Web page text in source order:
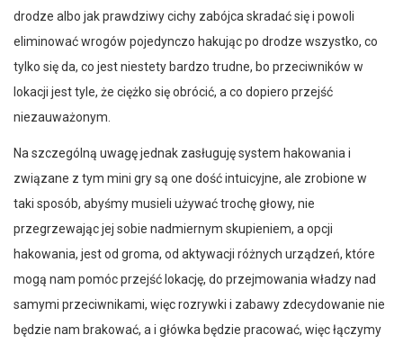
drodze albo jak prawdziwy cichy zabójca skradać się i powoli
eliminować wrogów pojedynczo hakując po drodze wszystko, co
tylko się da, co jest niestety bardzo trudne, bo przeciwników w
lokacji jest tyle, że ciężko się obrócić, a co dopiero przejść
niezauważonym.
Na szczególną uwagę jednak zasługuję system hakowania i
związane z tym mini gry są one dość intuicyjne, ale zrobione w
taki sposób, abyśmy musieli używać trochę głowy, nie
przegrzewając jej sobie nadmiernym skupieniem, a opcji
hakowania, jest od groma, od aktywacji różnych urządzeń, które
mogą nam pomóc przejść lokację, do przejmowania władzy nad
samymi przeciwnikami, więc rozrywki i zabawy zdecydowanie nie
będzie nam brakować, a i główka będzie pracować, więc łączymy